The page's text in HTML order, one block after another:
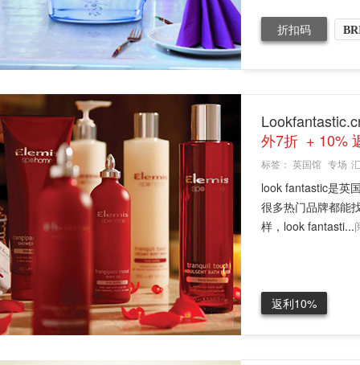
折扣码
外7折 + 10%
标签： 英国馆 专场
look fantastic是英
很多热门品牌都能
样，look fantasti...
返利10%